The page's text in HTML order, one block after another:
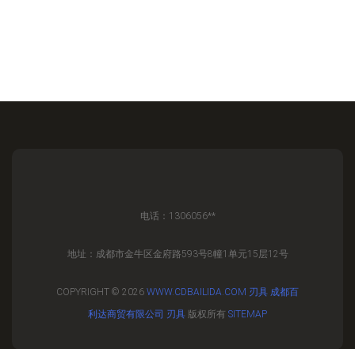
电话：1306056**
地址：成都市金牛区金府路593号8幢1单元15层12号
COPYRIGHT © 2026 WWW.CDBAILIDA.COM 刃具 成都百
利达商贸有限公司 刃具 版权所有 SITEMAP